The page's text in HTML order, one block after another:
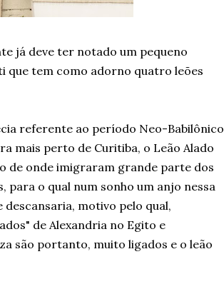
já deve ter notado um pequeno
que tem como adorno quatro leões
referente ao período Neo-Babilônico
mais perto de Curitiba, o Leão Alado
de onde imigraram grande parte dos
para o qual num sonho um anjo nessa
descansaria, motivo pelo qual,
de Alexandria no Egito e
são portanto, muito ligados e o leão